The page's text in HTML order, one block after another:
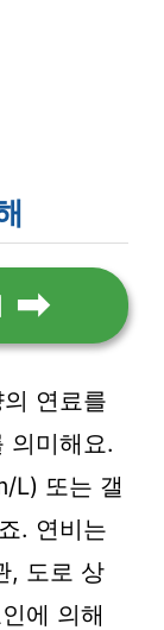
연료를
의미해요.
L) 또는 갤
. 연비는
, 도로 상
에 의해